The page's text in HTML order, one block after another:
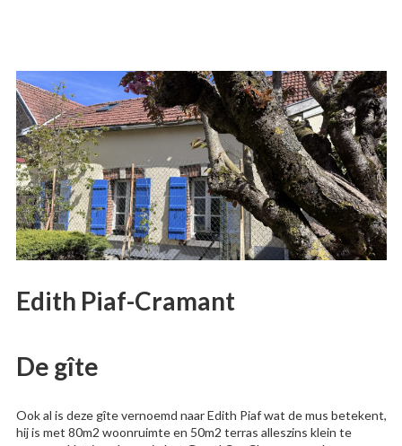
Edith Piaf-Cramant
De gîte
Ook al is deze gîte vernoemd naar Edith Piaf wat de mus betekent,
hij is met 80m2 woonruimte en 50m2 terras alleszins klein te